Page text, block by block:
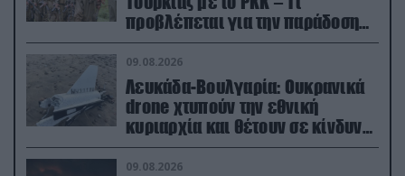
προβλέπεται για την παράδοση
των όπλων
09.08.2026
Λευκάδα-Βουλγαρία: Ουκρανικά
drone χτυπούν την εθνική
κυριαρχία και θέτουν σε κίνδυνο
οικονομίες χωρών του ΝΑΤΟ
09.08.2026